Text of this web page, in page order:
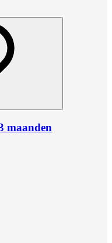
maanden